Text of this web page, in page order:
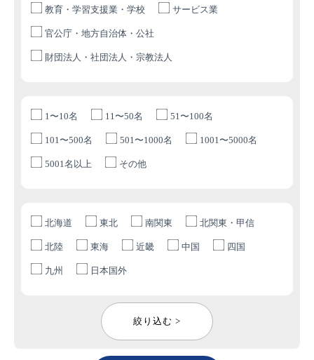
教育・学習支援業・学校 サービス業
官公庁・地方自治体・公社
財団法人・社団法人・宗教法人
1〜10名 11〜50名 51〜100名
101〜500名 501〜1000名 1001〜5000名
5001名以上 その他
北海道 東北 南関東 北関東・甲信
北陸 東海 近畿 中国 四国
九州 日本国外
絞り込む >